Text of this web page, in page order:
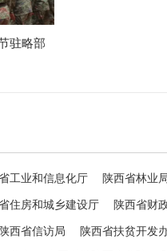
驻略部
工业和信息化厅 陕西省林业
住房和城乡建设厅 陕西省财
西省信访局 陕西省扶贫开发